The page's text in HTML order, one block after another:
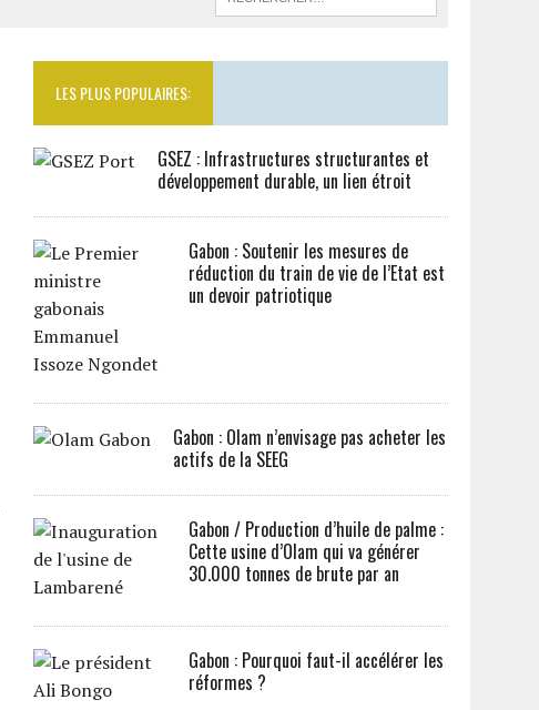
LES PLUS POPULAIRES:
GSEZ : Infrastructures structurantes et
développement durable, un lien étroit
Gabon : Soutenir les mesures de
réduction du train de vie de l’Etat est
un devoir patriotique
Gabon : Olam n’envisage pas acheter les
actifs de la SEEG
Gabon / Production d’huile de palme :
Cette usine d’Olam qui va générer
30.000 tonnes de brute par an
Gabon : Pourquoi faut-il accélérer les
réformes ?